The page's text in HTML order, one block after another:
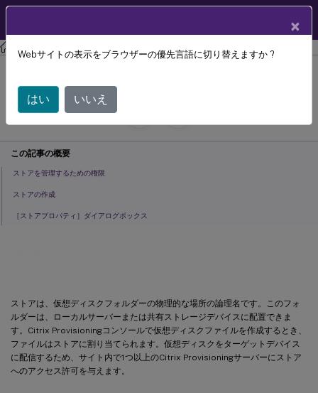
Citrix Provisioning Citrix Provisioning 2212
ストアは、仮想ディスクフォルダーの物理的な場所の論理名です。このフォ
ルダーは、ローカルサーバーまたは共有ストレージデバイスに配置できま
す。Citrix Provisioningコンソールで仮想ディスクファイルを作成するとき、
ファイルはストアに割り当てられます。仮想ディスクをターゲットデバイス
に配信するため、サイト内で1つ以上のCitrix Provisioningサーバーにストア
へのアクセス許可を与えます。
ストア
July 29, 2024
C
この記事の概要
ストアを管理するための権限
ストアの作成
［ストアプロパティ］ダイアログボックス
×
Webサイトの表示をブラウザーの優先言語に切り替えますか ?
はい いいえ